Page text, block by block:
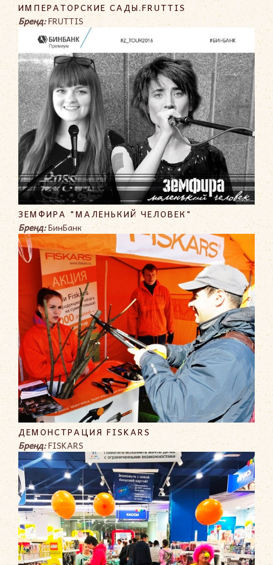
ИМПЕРАТОРСКИЕ САДЫ.FRUTTIS
Бренд:FRUTTIS
ЗЕМФИРА "МАЛЕНЬКИЙ ЧЕЛОВЕК"
Бренд:БинБанк
ДЕМОНСТРАЦИЯ FISKARS
Бренд:FISKARS